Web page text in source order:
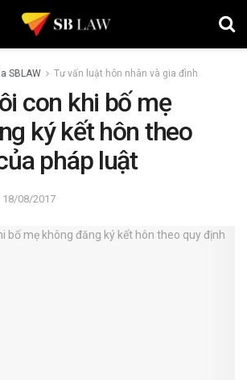
SBLAW Tư vấn luật hôn nhân và gia đình
con khi bố mẹ
ký kết hôn theo
pháp luật
18/08/2017